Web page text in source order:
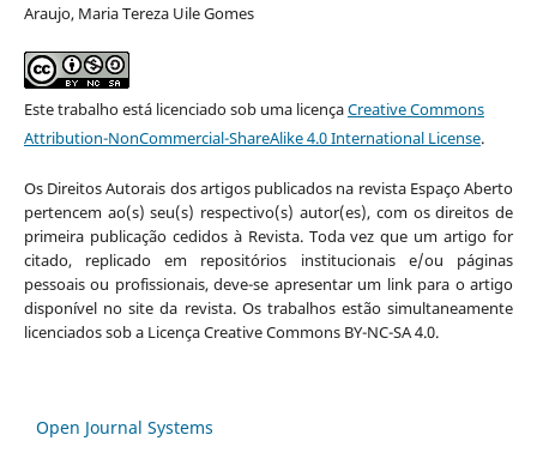
Araujo, Maria Tereza Uile Gomes
Este trabalho está licenciado sob uma licençaCreative Commons
Attribution-NonCommercial-ShareAlike 4.0 International License.
Os Direitos Autorais dos artigos publicados na revista Espaço Aberto
pertencem ao(s) seu(s) respectivo(s) autor(es), com os direitos de
primeira publicação cedidos à Revista. Toda vez que um artigo for
citado, replicado em repositórios institucionais e/ou páginas
pessoais ou profissionais, deve-se apresentar um link para o artigo
disponível no site da revista. Os trabalhos estão simultaneamente
licenciados sob a Licença Creative Commons BY-NC-SA 4.0.
Open Journal Systems